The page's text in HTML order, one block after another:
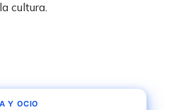
cultura.
Y OCIO